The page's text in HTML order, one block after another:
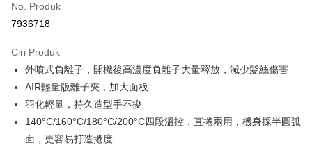
Pengambilan di Kedai Serbaneka
Apple Pay
JKOPAY
Google Pay
No. Produk
7936718
Ciri Produk
外噴式負離子，開機後高濃度負離子大量釋放，減少髮絲傷害
AIR輕量版離子夾，加大面板
羽化輕量，持久造型手不痠
140°C/160°C/180°C/200°C四段溫控，直捲兩用，機身採半圓弧
面，更容易打造捲度